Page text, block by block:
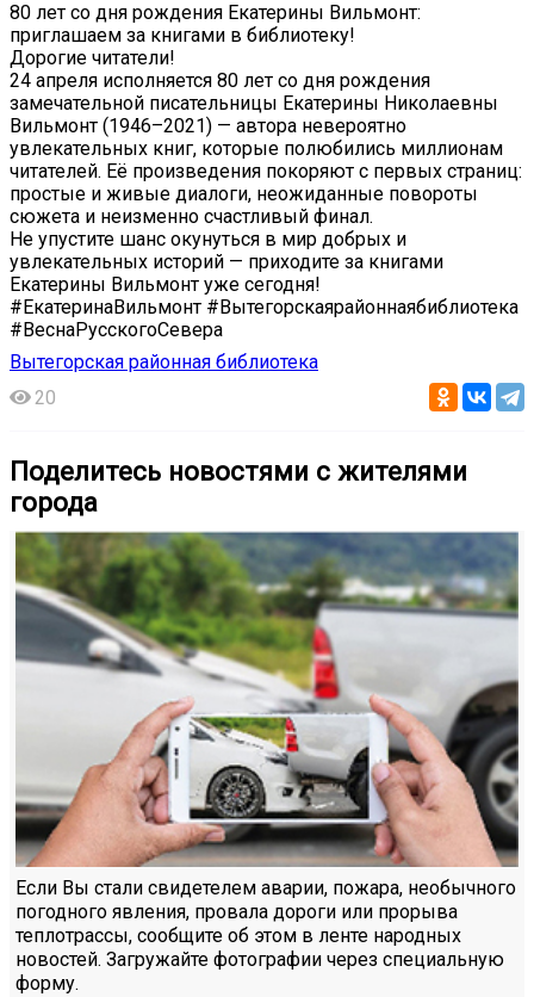
80 лет со дня рождения Екатерины Вильмонт:
приглашаем за книгами в библиотеку!
Дорогие читатели!
24 апреля исполняется 80 лет со дня рождения
замечательной писательницы Екатерины Николаевны
Вильмонт (1946–2021) — автора невероятно
увлекательных книг, которые полюбились миллионам
читателей. Её произведения покоряют с первых страниц:
простые и живые диалоги, неожиданные повороты
сюжета и неизменно счастливый финал.
Не упустите шанс окунуться в мир добрых и
увлекательных историй — приходите за книгами
Екатерины Вильмонт уже сегодня!
#ЕкатеринаВильмонт #Вытегорскаярайоннаябиблиотека
#ВеснаРусскогоСевера
Вытегорская районная библиотека
20
Поделитесь новостями с жителями
города
Если Вы стали свидетелем аварии, пожара, необычного
погодного явления, провала дороги или прорыва
теплотрассы, сообщите об этом в ленте народных
новостей. Загружайте фотографии через специальную
форму.